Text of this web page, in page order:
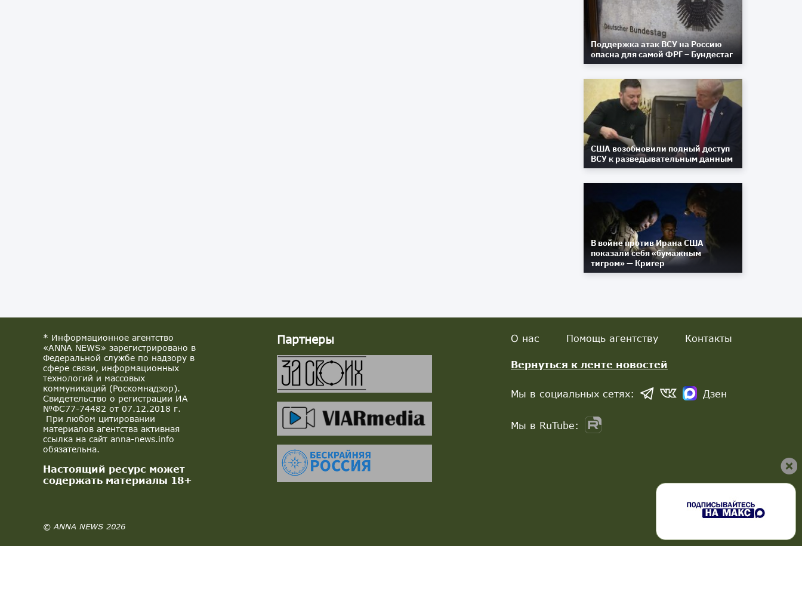
Поддержка атак ВСУ на Россию
опасна для самой ФРГ – Бундестаг
США возобновили полный доступ
ВСУ к разведывательным данным
В войне против Ирана США
показали себя «бумажным
тигром» — Кригер
* Информационное агентство
«ANNA NEWS» зарегистрировано в
Федеральной службе по надзору в
сфере связи, информационных
технологий и массовых
коммуникаций (Роскомнадзор).
Свидетельство о регистрации ИА
№ФС77-74482 от 07.12.2018 г.
При любом цитировании
материалов агентства активная
ссылка на сайт anna-news.info
обязательна.
Настоящий ресурс может
содержать материалы 18+
© ANNA NEWS 2026
Партнеры О нас Помощь агентству Контакты
Вернуться к ленте новостей
Мы в социальных сетях: Дзен
Мы в RuTube: